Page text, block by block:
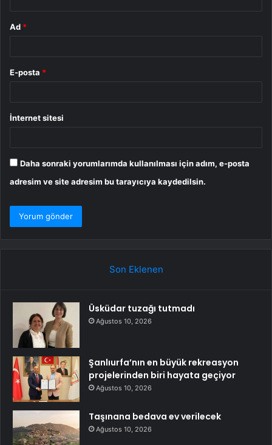
Ad *
E-posta *
İnternet sitesi
Daha sonraki yorumlarımda kullanılması için adım, e-posta
adresim ve site adresim bu tarayıcıya kaydedilsin.
Son Eklenen
Üsküdar tuzağı tutmadı
Ağustos 10, 2026
Şanlıurfa’nın en büyük rekreasyon
projelerinden biri hayata geçiyor
Ağustos 10, 2026
Taşınana bedava ev verilecek
Ağustos 10, 2026